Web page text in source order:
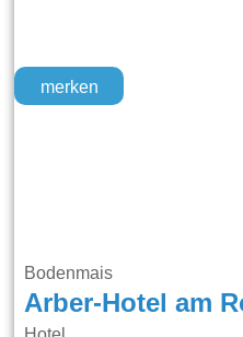
merken
Bodenmais
Arber-Hotel am